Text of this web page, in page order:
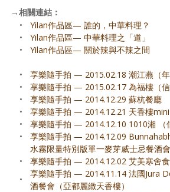
→相關連結：
•
Yilan作品區— 誰的，中華料理？
•
Yilan作品區— 中華料理之「道」
•
Yilan作品區— 關於辣與不辣之間
•
享樂隨手拍 — 2015.02.18 潮江燕（年
•
享樂隨手拍 — 2015.02.17 為福樓（信
•
享樂隨手拍 — 2014.12.29 蘇杭餐廳
•
享樂隨手拍 — 2014.12.21 天香樓mini
•
享樂隨手拍 — 2014.12.10 1010湘 （
•
享樂隨手拍 — 2014.12.09
水霧限量特別版單一麥芽威士忌餐酒會
•
享樂隨手拍 — 2014.12.02 艾美寒舍
•
享樂隨手拍 — 2014.11.14 法國Jura
酒餐會（亞都麗緻天香樓）